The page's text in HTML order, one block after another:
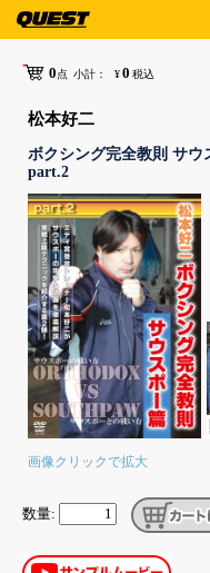
0点 小計： ¥0 税込
松本好二
ボクシング完全教則 サウ
part.2
画像クリックで拡大
数量: